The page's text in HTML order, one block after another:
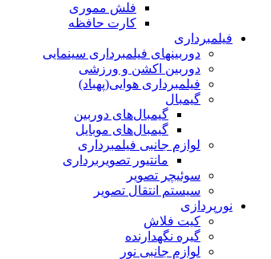
فلش مموری
کارت حافظه
فیلمبرداری
دوربینهای فیلمبرداری سینمایی
دوربین اکشن و ورزشی
فیلمبرداری هوایی(پهباد)
گیمبال
گیمبال‌های دوربین
گیمبال‌های موبایل
لوازم جانبی فیلمبرداری
مانتیور تصویربرداری
سوئیچر تصویر
سیستم انتقال تصویر
نورپردازی
کیت فلاش
گیره نگهدارنده
لوازم جانبی نور